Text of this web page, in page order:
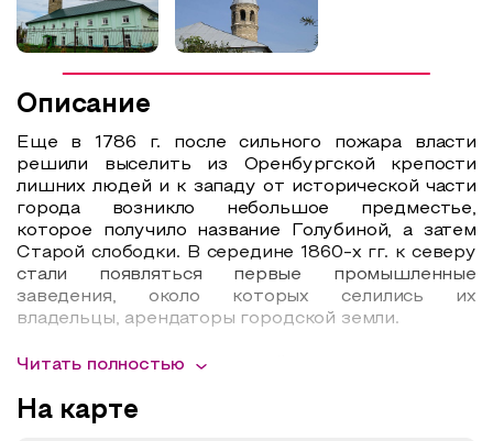
Аттестованные экскурсоводы
Маршруты от экскурсоводов
Все маршруты
Доступная среда
Описание
Еще в 1786 г. после сильного пожара власти
решили выселить из Оренбургской крепости
лишних людей и к западу от исторической части
города возникло небольшое предместье,
которое получило название Голубиной, а затем
Старой слободки. В середине 1860-х гг. к северу
стали появляться первые промышленные
заведения, около которых селились их
владельцы, арендаторы городской земли.
Отсюда весь этот район получил свое
XIX в. Оба предместья активно пополнялись
Читать полностью
На карте